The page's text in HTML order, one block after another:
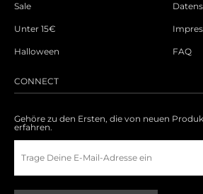
Sale
Unter 15€
Halloween FAQ
CONNECT
Gehöre zu den Ersten, die von neuen
erfahren.